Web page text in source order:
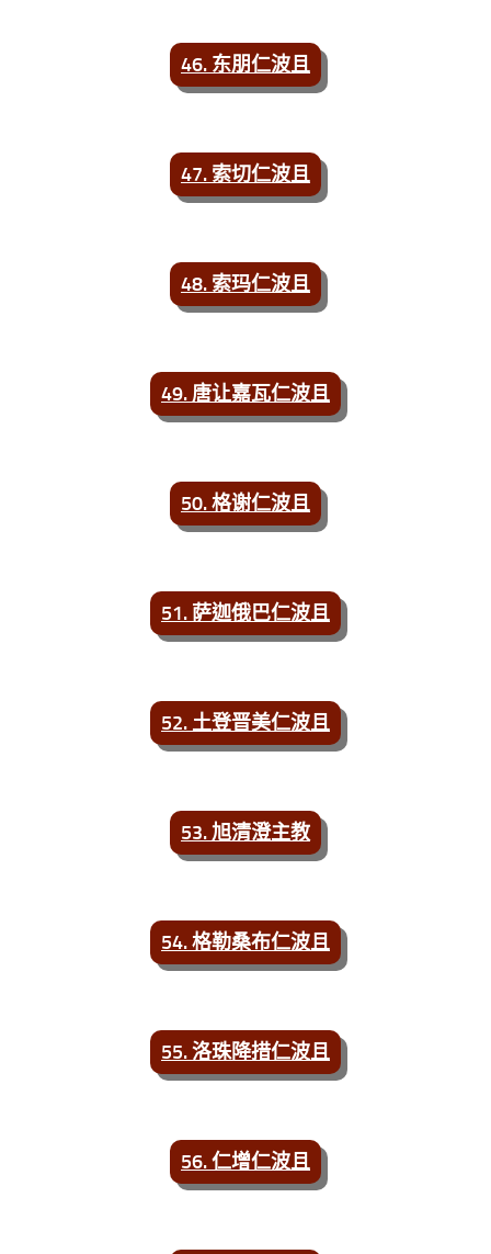
46. 东朋仁波且
47. 索切仁波且
48. 索玛仁波且
49. 唐让嘉瓦仁波且
50. 格谢仁波且
51. 萨迦俄巴仁波且
52. 土登晋美仁波且
53. 旭清澄主教
54. 格勒桑布仁波且
55. 洛珠降措仁波且
56. 仁增仁波且